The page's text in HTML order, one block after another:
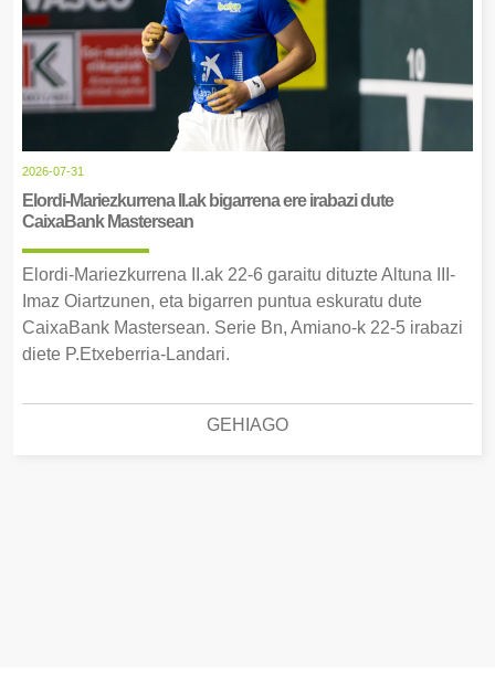
2026-07-31
Elordi-Mariezkurrena II.ak bigarrena ere irabazi dute
CaixaBank Mastersean
Elordi-Mariezkurrena II.ak 22-6 garaitu dituzte Altuna III-
Imaz Oiartzunen, eta bigarren puntua eskuratu dute
CaixaBank Mastersean. Serie Bn, Amiano-k 22-5 irabazi
diete P.Etxeberria-Landari.
GEHIAGO